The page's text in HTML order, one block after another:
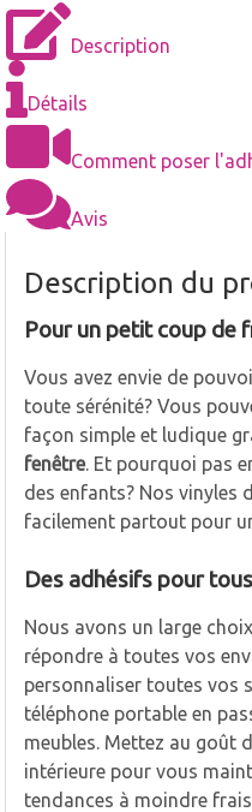
Description
Détails
Comment poser
Avis
Description du
Pour un petit coup de
Vous avez envie de
toute sérénité? Vous
façon simple et ludique
fenêtre. Et pourquoi pas
des enfants? Nos vinyles
facilement partout pour
Des adhésifs pour
Nous avons un large
répondre à toutes vos
personnaliser toutes vos
téléphone portable en
meubles. Mettez au goût
intérieure pour vous
tendances à moindre